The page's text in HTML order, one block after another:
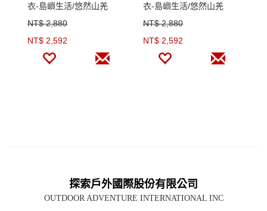
衣-島嶼生活/悠然山羌
(120g)｜波特紅
NT$ 2,880
NT$ 2,592
衣-島嶼生活/悠然山羌
(120g)｜羅勒綠
NT$ 2,880
NT$ 2,592
探索戶外國際股份有限公司
OUTDOOR ADVENTURE INTERNATIONAL INC